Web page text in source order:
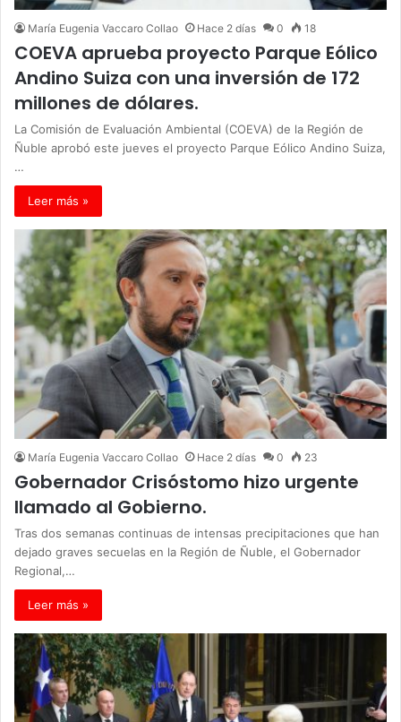
María Eugenia Vaccaro Collao Hace 2 días 0 18
COEVA aprueba proyecto Parque Eólico
Andino Suiza con una inversión de 172
millones de dólares.
La Comisión de Evaluación Ambiental (COEVA) de la Región de
Ñuble aprobó este jueves el proyecto Parque Eólico Andino Suiza,
…
Leer más »
María Eugenia Vaccaro Collao Hace 2 días 0 23
Gobernador Crisóstomo hizo urgente
llamado al Gobierno.
Tras dos semanas continuas de intensas precipitaciones que han
dejado graves secuelas en la Región de Ñuble, el Gobernador
Regional,…
Leer más »